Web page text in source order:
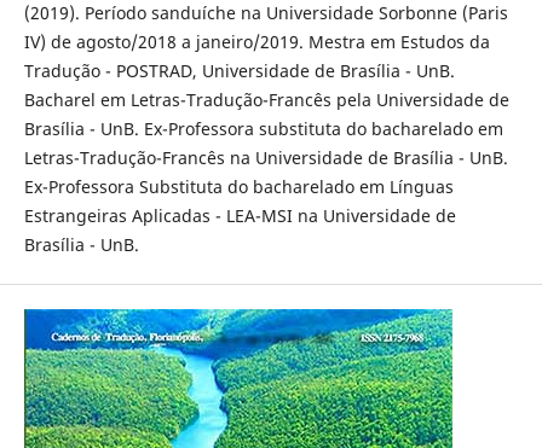
(2019). Período sanduíche na Universidade Sorbonne (Paris
IV) de agosto/2018 a janeiro/2019. Mestra em Estudos da
Tradução - POSTRAD, Universidade de Brasília - UnB.
Bacharel em Letras-Tradução-Francês pela Universidade de
Brasília - UnB. Ex-Professora substituta do bacharelado em
Letras-Tradução-Francês na Universidade de Brasília - UnB.
Ex-Professora Substituta do bacharelado em Línguas
Estrangeiras Aplicadas - LEA-MSI na Universidade de
Brasília - UnB.